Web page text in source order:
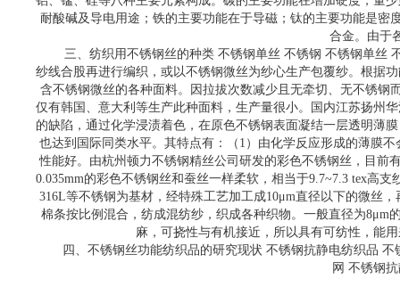
耐酸碱及导电用途；铁的主要功能在于导磁；钛的主要功能是密
合金。由于
三、纺织用不锈钢丝的种类 不锈钢单丝 不锈钢 不锈钢单丝
纱线合股再进行编织，或以不锈钢微丝为纱心生产包覆纱。根据
含不锈钢微丝的各种面料。因拉拔次数减少且无牵切、无不锈
仅有韩国、意大利等生产此种面料，生产量很小。国内江苏扬州
的缺陷，通过化学浸渍着色，在原色不锈钢表面凝结一层透明薄
也达到国际同类水平。其特点有：（1）由化学反应形成的薄膜
性能好。由杭州顿力不锈钢精丝公司研发的彩色不锈钢丝，目前
0.035mm的彩色不锈钢丝和蚕丝一样柔软，相当于9.7~7.3 tex高
316L等不锈钢为基材，经特殊工艺加工成10μm直径以下的微丝
棉条按比例混合，纺成混纺纱，织成各种织物。一般直径为8μm
麻，可挠性与有机接近，所以具有可纺性，能
四、不锈钢丝功能纺织品的研究现状 不锈钢抗静电纺织品
网 不锈钢